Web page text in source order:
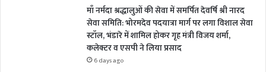
माँ नर्मदा श्रद्धालुओं की सेवा में समर्पित देवर्षि श्री नारद
सेवा समिति: भोरमदेव पदयात्रा मार्ग पर लगा विशाल सेवा
स्टॉल, भंडारे में शामिल होकर गृह मंत्री विजय शर्मा,
कलेक्टर व एसपी ने लिया प्रसाद
6 days ago